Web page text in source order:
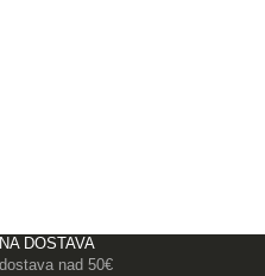
DOSTAVA
nad 50€